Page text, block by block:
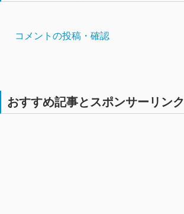
コメントの投稿・確認
おすすめ記事とスポンサーリンク